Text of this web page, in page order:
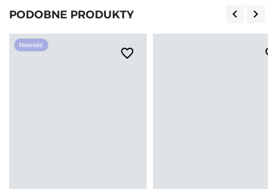
PODOBNE PRODUKTY keyboard_arrow_left keyboard_arrow_right
Nowość
favorite_border